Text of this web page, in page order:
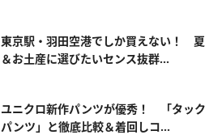
東京駅・羽田空港でしか買えない！
＆お土産に選びたいセンス抜群...
ユニクロ新作パンツが優秀！ 「タッ
パンツ」と徹底比較＆着回しコ...